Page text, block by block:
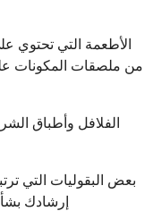
الأطعمة التي تحتوي
من ملصقات المكونات
الفلافل وأطباق
بعض البقوليات التي
إرشادك